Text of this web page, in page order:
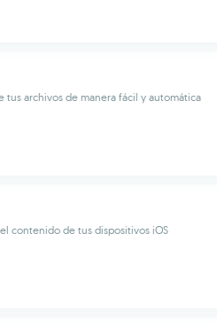
tus archivos de manera fácil y automática
contenido de tus dispositivos iOS